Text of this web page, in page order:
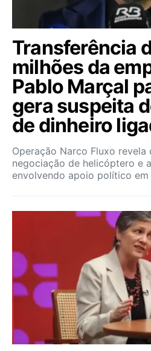
Transferência
milhões da
Pablo Marçal
gera suspeita
de dinheiro
Operação Narco Fluxo revela
negociação de helicóptero e
envolvendo apoio político em